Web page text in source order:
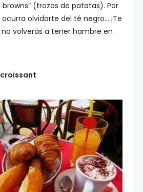
browns” (trozos de patatas). Por
olvidarte del té negro… ¡Te
volverás a tener hambre en
croissant